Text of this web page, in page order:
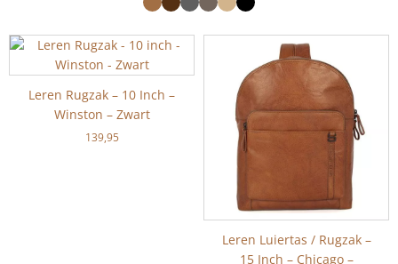
Leren Rugzak – 10 Inch –
Winston – Zwart
139,95
Leren Luiertas / Rugzak –
15 Inch – Chicago –